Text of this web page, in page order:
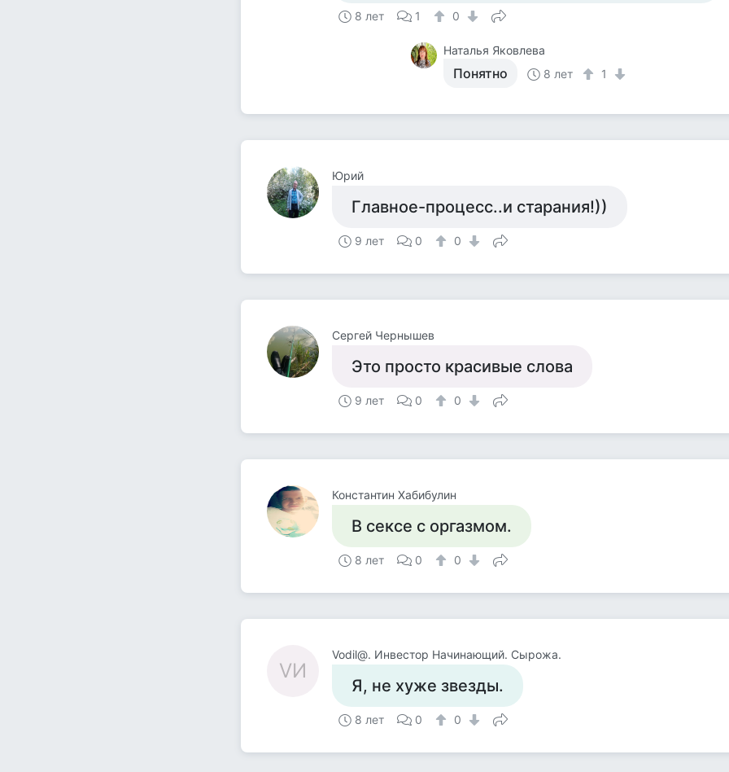
8 лет 1 0
Наталья Яковлева
Понятно 8 лет 1
Юрий
Главное-процесс..и старания!))
9 лет 0 0
Сергей Чернышев
Это просто красивые слова
9 лет 0 0
Константин Хабибулин
В сексе с оргазмом.
8 лет 0 0
VИ
Vodil@. Инвестор Начинающий. Сырожа.
Я, не хуже звезды.
8 лет 0 0